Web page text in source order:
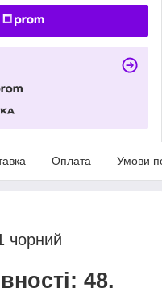
Оплата Умови
чорний
48.